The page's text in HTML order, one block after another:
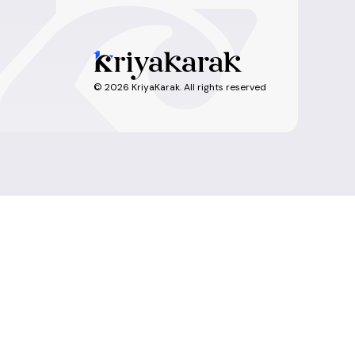
© 2026 KriyaKarak. All rights reserved